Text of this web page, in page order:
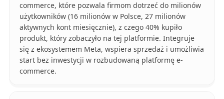
commerce, które pozwala firmom dotrzeć do milionów
użytkowników (16 milionów w Polsce, 27 milionów
aktywnych kont miesięcznie), z czego 40% kupiło
produkt, który zobaczyło na tej platformie. Integruje
się z ekosystemem Meta, wspiera sprzedaż i umożliwia
start bez inwestycji w rozbudowaną platformę e-
commerce.